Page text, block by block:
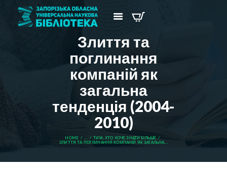
Злиття та
поглинання
компаній як
загальна
тенденція (2004-
2010)
HOME ...
ТИМ, ХТО ХОЧЕ ЗНАТИ БІЛЬШЕ
ЗЛИТТЯ ТА ПОГЛИНАННЯ КОМПАНІЙ ЯК ЗАГАЛЬНА...